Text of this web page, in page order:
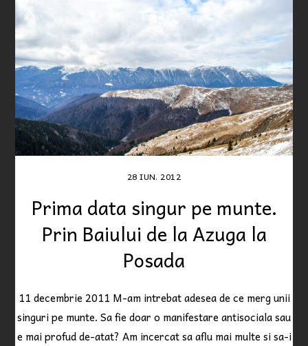
28 IUN. 2012
Prima data singur pe munte.
Prin Baiului de la Azuga la
Posada
11 decembrie 2011 M-am intrebat adesea de ce merg unii
singuri pe munte. Sa fie doar o manifestare antisociala sau
e mai profud de-atat? Am incercat sa aflu mai multe si sa-i